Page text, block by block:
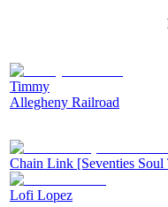
Timmy
Allegheny Railroad
Chain Link [Seventies
Lofi Lopez